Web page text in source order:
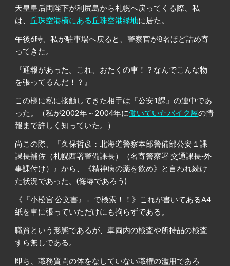
天皇皇后両陛下が利尻島から札幌へ戻ってくる際、私
は、 丘珠空港横にある丘珠空港緑地に居た。
午後6時、私が駐車場へ戻ると、警察官が8名ほど詰め寄
ってきた。
『通報があった。これ、おたくの車！？なんでこんな物
を張ってるんだ！？』
この様に私に接触してきた相手は『公安1課』の連中であ
った。（私が2002年～2004年に働いていたバイク屋の情
報まで詳しく知っていた。）
尚この際、『久保哲彦：北海道警察本部警備部公安１課
課長補佐（札幌西署警備課長）（名寄警察署 交通課長‐外
事課付け）』から、《精神病の薬を飲め》と言われ続け
た状況であった。(侮辱であろう)
《『小松宮 公文書』←で検索！！》これが書いてあるA4
紙を車に張っていただけにも拘らずである。
職質という形態であるが、車両内の検査や所持品の検査
すら無しである。
即ち、職務質問の体をなしていない職権の濫用であろ